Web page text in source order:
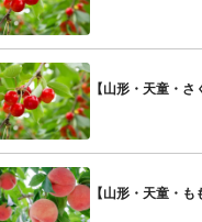
【山形・天童・
【山形・天童・